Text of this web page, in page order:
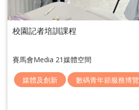
校園記者培訓課程
賽馬會Media 21媒體空間
媒體及創新 數碼青年節服務博覽